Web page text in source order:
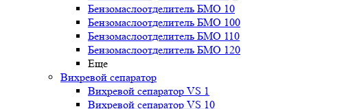
Бензомаслоотделитель БМО 10
Бензомаслоотделитель БМО 100
Бензомаслоотделитель БМО 110
Бензомаслоотделитель БМО 120
Еще
Вихревой сепаратор
Вихревой сепаратор VS 1
Вихревой сепаратор VS 10